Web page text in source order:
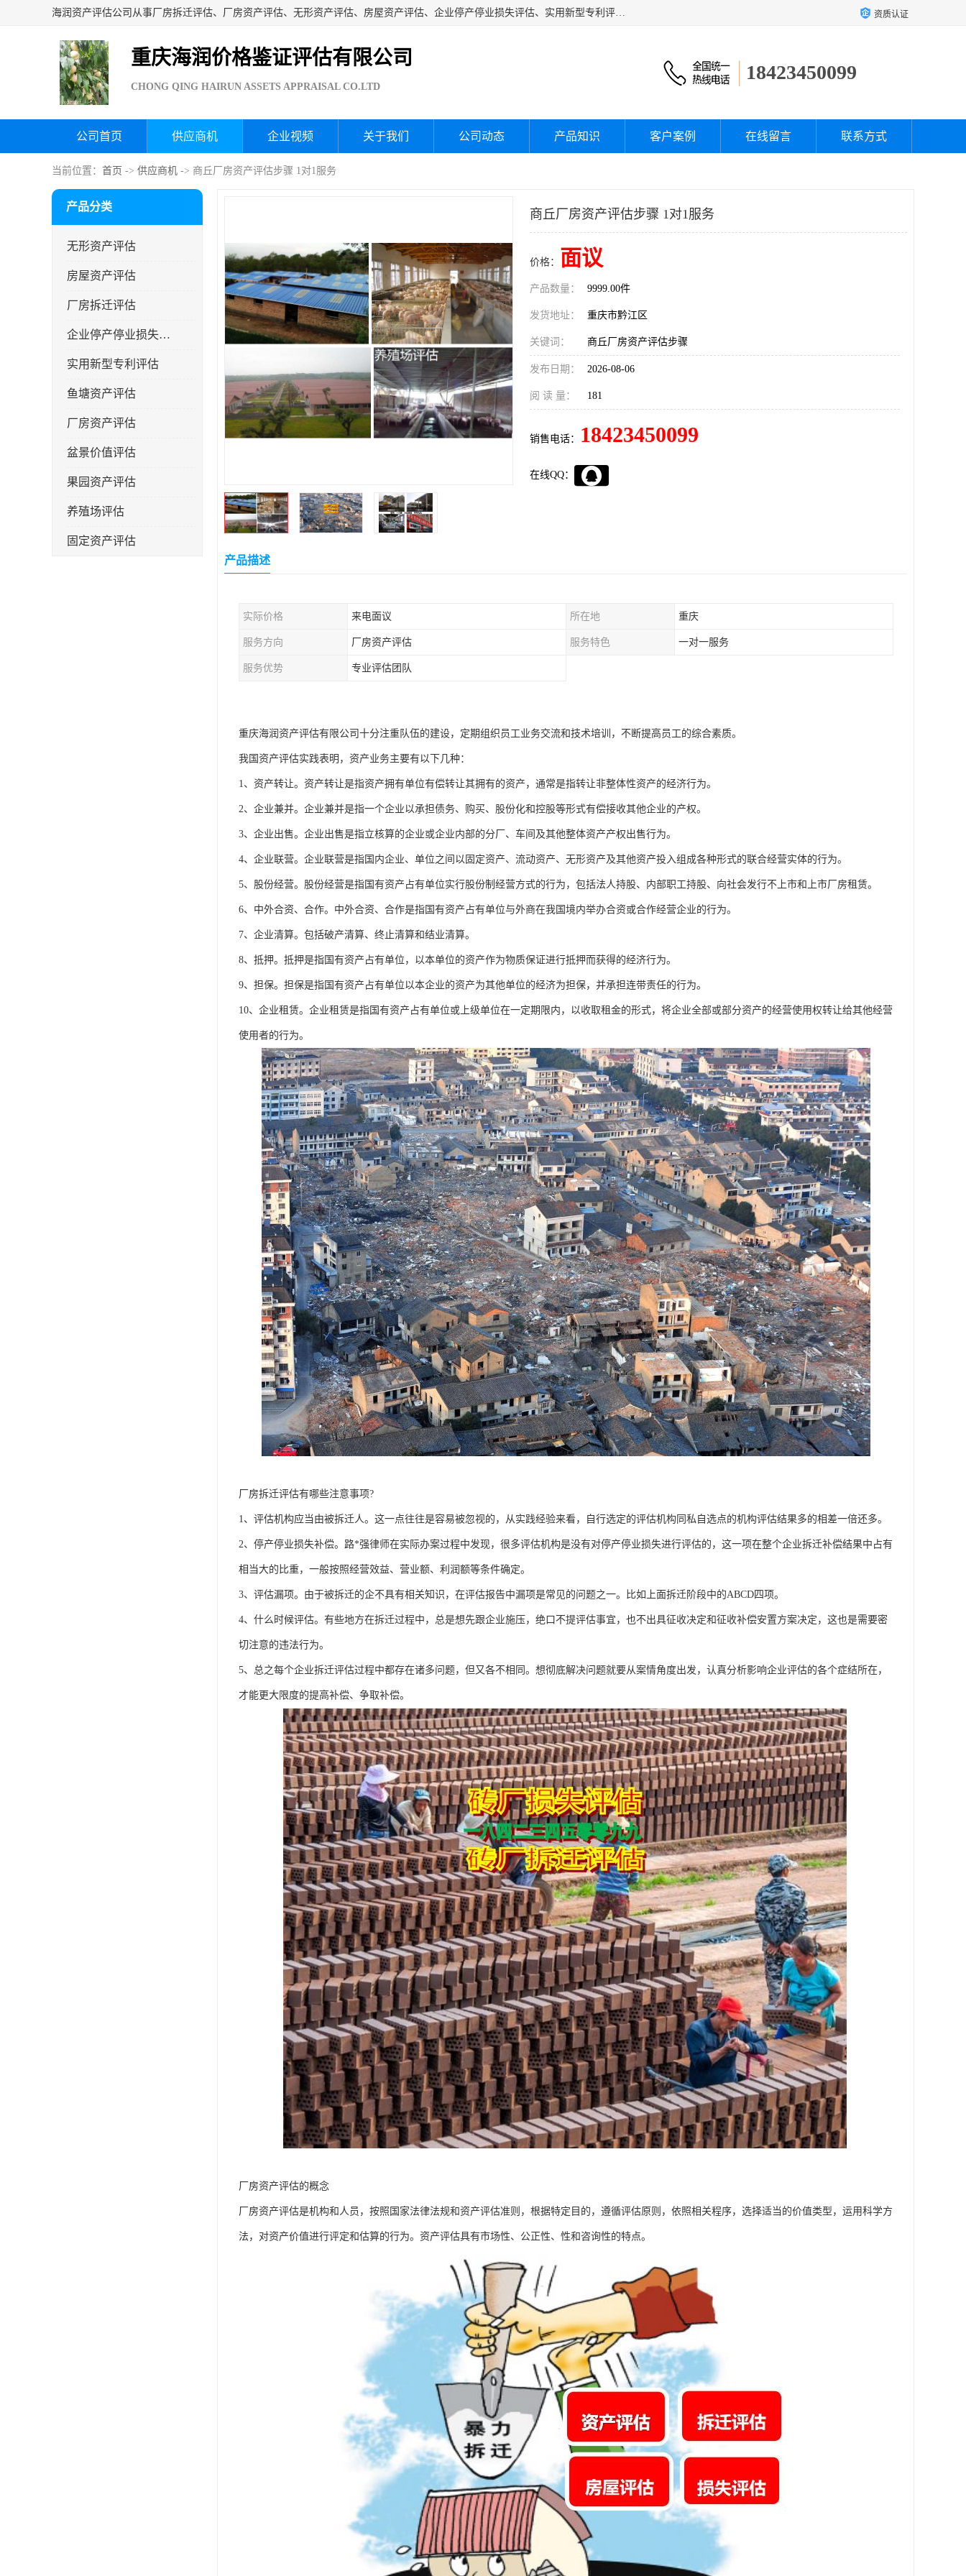
海润资产评估公司从事厂房拆迁评估、厂房资产评估、无形资产评估、房屋资产评估、企业停产停业损失评估、实用新型专利评估、果园资产评估、盆景价值评估、鱼塘资产评估等资产评估；从成立至今我司已经服务了全国几千家公司企业和事业单位，我们有着丰富的房屋、厂房、园林、企业拆迁等评估经验。 资质认证
重庆海润价格鉴证评估有限公司
CHONG QING HAIRUN ASSETS APPRAISAL CO.LTD
18423450099
公司首页 供应商机 企业视频 关于我们 公司动态 产品知识 客户案例 在线留言 联系方式
当前位置： 首页 -> 供应商机 -> 商丘厂房资产评估步骤 1对1服务
产品分类
无形资产评估
房屋资产评估
厂房拆迁评估
企业停产停业损失评估
实用新型专利评估
鱼塘资产评估
厂房资产评估
盆景价值评估
果园资产评估
养殖场评估
固定资产评估
商丘厂房资产评估步骤 1对1服务
价格： 面议
产品数量： 9999.00件
发货地址： 重庆市黔江区
关键词： 商丘厂房资产评估步骤
发布日期： 2026-08-06
阅 读 量： 181
销售电话： 18423450099
在线QQ：
产品描述
实际价格 来电面议 所在地 重庆
服务方向 厂房资产评估 服务特色 一对一服务
服务优势 专业评估团队
重庆海润资产评估有限公司十分注重队伍的建设，定期组织员工业务交流和技术培训，不断提高员工的综合素质。
我国资产评估实践表明，资产业务主要有以下几种：
1、资产转让。资产转让是指资产拥有单位有偿转让其拥有的资产，通常是指转让非整体性资产的经济行为。
2、企业兼并。企业兼并是指一个企业以承担债务、购买、股份化和控股等形式有偿接收其他企业的产权。
3、企业出售。企业出售是指立核算的企业或企业内部的分厂、车间及其他整体资产产权出售行为。
4、企业联营。企业联营是指国内企业、单位之间以固定资产、流动资产、无形资产及其他资产投入组成各种形式的联合经营实体的行为。
5、股份经营。股份经营是指国有资产占有单位实行股份制经营方式的行为，包括法人持股、内部职工持股、向社会发行不上市和上市厂房租赁。
6、中外合资、合作。中外合资、合作是指国有资产占有单位与外商在我国境内举办合资或合作经营企业的行为。
7、企业清算。包括破产清算、终止清算和结业清算。
8、抵押。抵押是指国有资产占有单位，以本单位的资产作为物质保证进行抵押而获得的经济行为。
9、担保。担保是指国有资产占有单位以本企业的资产为其他单位的经济为担保，并承担连带责任的行为。
10、企业租赁。企业租赁是指国有资产占有单位或上级单位在一定期限内，以收取租金的形式，将企业全部或部分资产的经营使用权转让给其他经营
使用者的行为。
厂房拆迁评估有哪些注意事项?
1、评估机构应当由被拆迁人。这一点往往是容易被忽视的，从实践经验来看，自行选定的评估机构同私自选点的机构评估结果多的相差一倍还多。
2、停产停业损失补偿。路*强律师在实际办案过程中发现，很多评估机构是没有对停产停业损失进行评估的，这一项在整个企业拆迁补偿结果中占有
相当大的比重，一般按照经营效益、营业额、利润额等条件确定。
3、评估漏项。由于被拆迁的企不具有相关知识，在评估报告中漏项是常见的问题之一。比如上面拆迁阶段中的ABCD四项。
4、什么时候评估。有些地方在拆迁过程中，总是想先跟企业施压，绝口不提评估事宜，也不出具征收决定和征收补偿安置方案决定，这也是需要密
切注意的违法行为。
5、总之每个企业拆迁评估过程中都存在诸多问题，但又各不相同。想彻底解决问题就要从案情角度出发，认真分析影响企业评估的各个症结所在，
才能更大限度的提高补偿、争取补偿。
厂房资产评估的概念
厂房资产评估是机构和人员，按照国家法律法规和资产评估准则，根据特定目的，遵循评估原则，依照相关程序，选择适当的价值类型，运用科学方
法，对资产价值进行评定和估算的行为。资产评估具有市场性、公正性、性和咨询性的特点。